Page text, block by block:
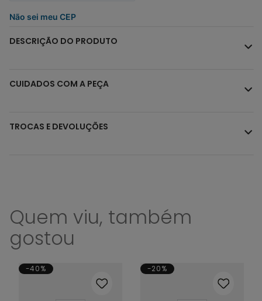
Não sei meu CEP
DESCRIÇÃO DO PRODUTO
CUIDADOS COM A PEÇA
TROCAS E DEVOLUÇÕES
Quem viu, também
gostou
-40% -20%